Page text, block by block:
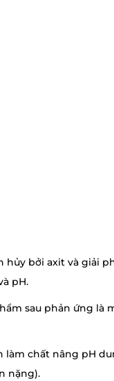
hủy bởi axit và giải
pH.
sau phản ứng là
làm chất nâng pH
nặng).